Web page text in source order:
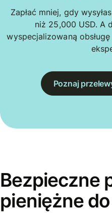
Zapłać mniej, gdy
niż 25,000 USD. A
wyspecjalizowaną
Poznaj
Bezpieczne
pieniężne